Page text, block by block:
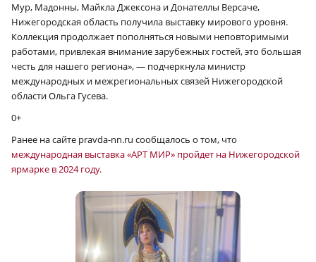
Мур, Мадонны, Майкла Джексона и Донателлы Версаче,
Нижегородская область получила выставку мирового уровня.
Коллекция продолжает пополняться новыми неповторимыми
работами, привлекая внимание зарубежных гостей, это большая
честь для нашего региона», — подчеркнула министр
международных и межрегиональных связей Нижегородской
области Ольга Гусева.
0+
Ранее на сайте pravda-nn.ru сообщалось о том, что
международная выставка «АРТ МИР» пройдет на Нижегородской
ярмарке в 2024 году.